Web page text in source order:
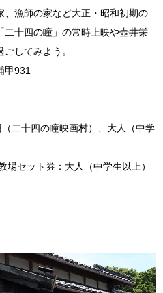
漁師の家など大正・昭和初期の
十四の瞳」の常時上映や壺井栄
してみよう。
甲931
二十四の瞳映画村）、大人（中学
セット券：大人（中学生以上）